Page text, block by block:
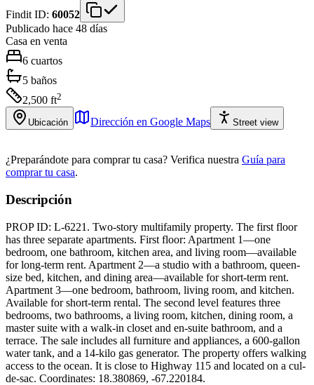
Findit ID: 60052
Publicado hace 48 días
Casa en venta
6 cuartos
5 baños
2,500 ft2
Ubicación Dirección en Google Maps Street view
¿Preparándote para comprar tu casa? Verifica nuestra Guía para
comprar tu casa.
Descripción
PROP ID: L-6221. Two-story multifamily property. The first floor
has three separate apartments. First floor: Apartment 1—one
bedroom, one bathroom, kitchen area, and living room—available
for long-term rent. Apartment 2—a studio with a bathroom, queen-
size bed, kitchen, and dining area—available for short-term rent.
Apartment 3—one bedroom, bathroom, living room, and kitchen.
Available for short-term rental. The second level features three
bedrooms, two bathrooms, a living room, kitchen, dining room, a
master suite with a walk-in closet and en-suite bathroom, and a
terrace. The sale includes all furniture and appliances, a 600-gallon
water tank, and a 14-kilo gas generator. The property offers walking
access to the ocean. It is close to Highway 115 and located on a cul-
de-sac. Coordinates: 18.380869, -67.220184.